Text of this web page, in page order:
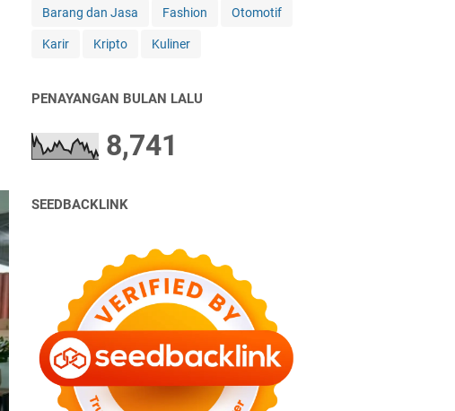
Barang dan Jasa Fashion Otomotif
Karir Kripto Kuliner
PENAYANGAN BULAN LALU
8,741
SEEDBACKLINK